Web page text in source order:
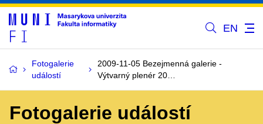
EN
Fotogalerie
událostí
2009-11-05 Bezejmenná galerie -
Výtvarný plenér 20…
Fotogalerie událostí